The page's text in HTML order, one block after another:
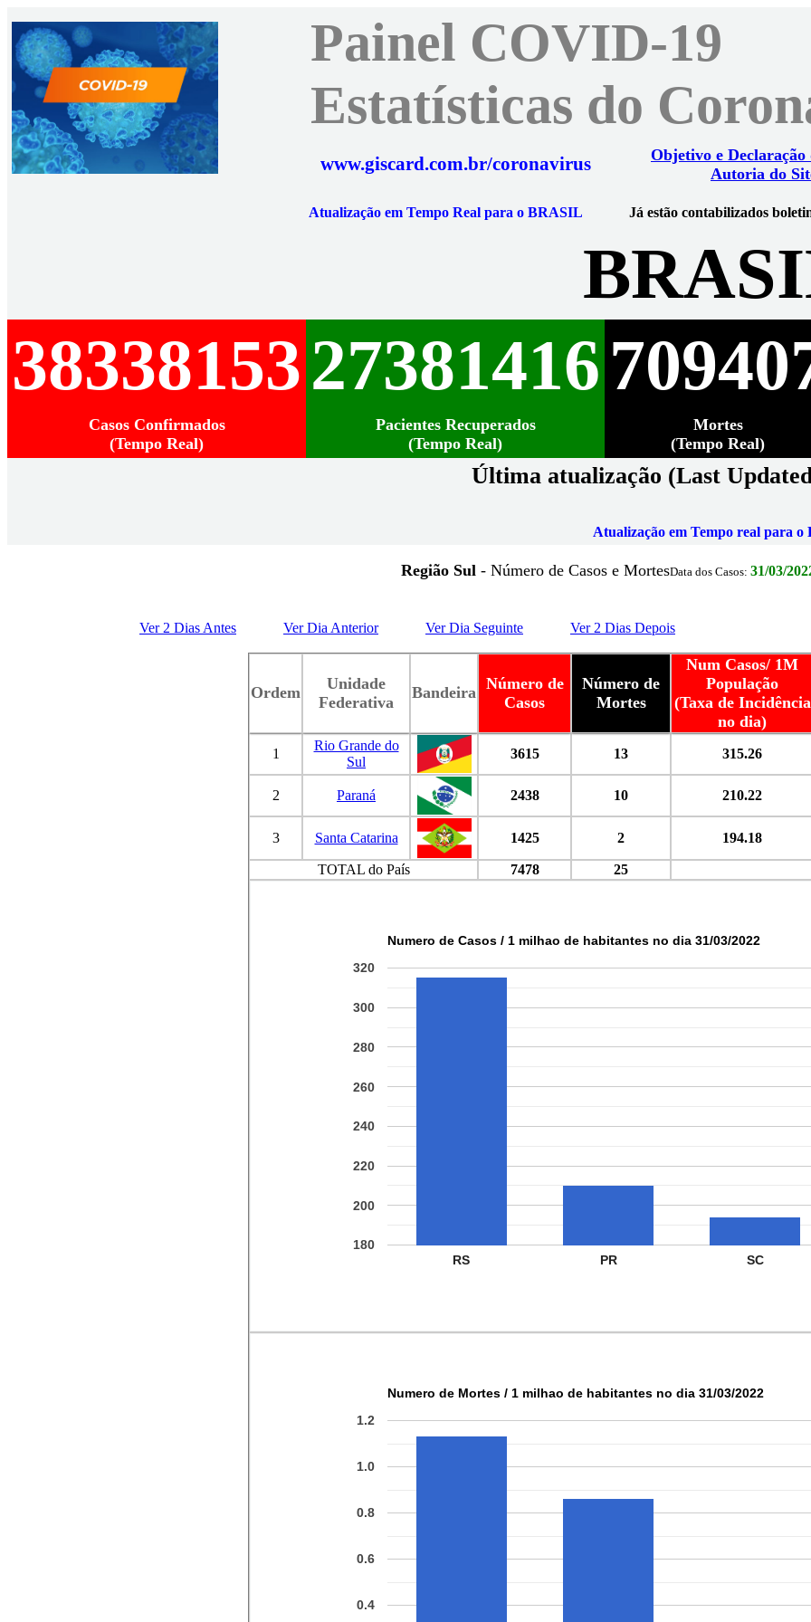
Painel COVID-19
Estatísticas do
www.giscard.com.br/coronavirus
Objetivo e Declaração
Autoria do
Atualização em Tempo Real para o BRASIL Já estão contabilizados
3833815327381416
Casos Confirmados
(Tempo Real)
Pacientes Recuperados
(Tempo Real)
Mortes
(Tempo Real)
Última atualização (Last
Atualização em Tempo real para o
Região Sul - Número de Casos e MortesData dos Casos: 31/03/
Ver 2 Dias Antes Ver Dia Anterior Ver Dia Seguinte Ver 2 Dias Depois
Ordem
Unidade
Federativa
Bandeira Número de
Casos
Número de
Mortes
Num Casos/ 1M
População
(Taxa de Incidência
no dia)
1
Rio Grande do
Sul
3615 13 315.26
2 Paraná 2438 10 210.22
3 Santa Catarina 1425 2 194.18
TOTAL do País 7478 25
Numero de Casos / 1 milhao de habitantes no dia 31/03/2022
RS PR SC
180
200
220
240
260
280
300
320
Numero de Mortes / 1 milhao de habitantes no dia 31/03/2022
0.4
0.6
0.8
1.0
1.2